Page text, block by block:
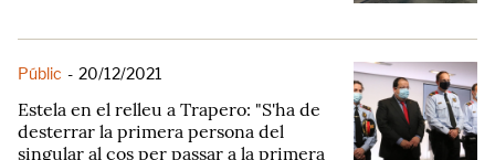
Públic - 20/12/2021
Estela en el relleu a Trapero: "S'ha de
desterrar la primera persona del
singular al cos per passar a la primera